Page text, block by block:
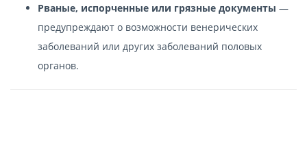
Рваные, испорченные или грязные документы —
предупреждают о возможности венерических
заболеваний или других заболеваний половых
органов.